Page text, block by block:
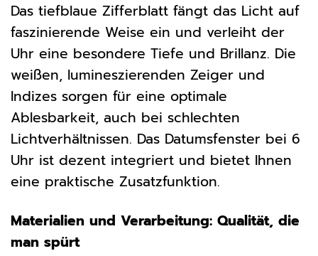
Das tiefblaue Zifferblatt fängt das Licht auf
faszinierende Weise ein und verleiht der
Uhr eine besondere Tiefe und Brillanz. Die
weißen, lumineszierenden Zeiger und
Indizes sorgen für eine optimale
Ablesbarkeit, auch bei schlechten
Lichtverhältnissen. Das Datumsfenster bei 6
Uhr ist dezent integriert und bietet Ihnen
eine praktische Zusatzfunktion.
Materialien und Verarbeitung: Qualität, die
man spürt